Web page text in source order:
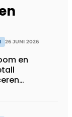
26 JUNI 2026
en